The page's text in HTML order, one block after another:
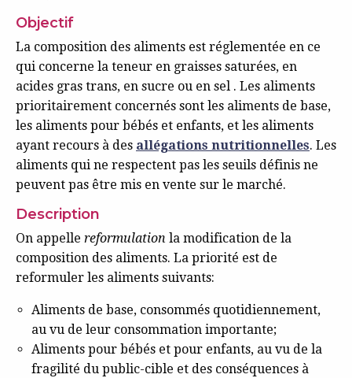
Objectif
La composition des aliments est réglementée en ce
qui concerne la teneur en graisses saturées, en
acides gras trans, en sucre ou en sel . Les aliments
prioritairement concernés sont les aliments de base,
les aliments pour bébés et enfants, et les aliments
ayant recours à des allégations nutritionnelles. Les
aliments qui ne respectent pas les seuils définis ne
peuvent pas être mis en vente sur le marché.
Description
On appelle reformulation la modification de la
composition des aliments. La priorité est de
reformuler les aliments suivants:
Aliments de base, consommés quotidiennement,
au vu de leur consommation importante;
Aliments pour bébés et pour enfants, au vu de la
fragilité du public-cible et des conséquences à